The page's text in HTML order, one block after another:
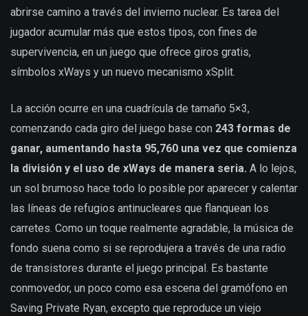
abrirse camino a través del invierno nuclear. Es tarea del
jugador acumular más que estos tipos, con fines de
supervivencia, en un juego que ofrece giros gratis,
símbolos xWays y un nuevo mecanismo xSplit.
La acción ocurre en una cuadrícula de tamaño 5×3,
comenzando cada giro del juego base con 243 formas de
ganar, aumentando hasta 95,760 una vez que comienza
la división y el uso de xWays de manera seria. A lo lejos,
un sol brumoso hace todo lo posible por aparecer y calentar
las líneas de refugios antinucleares que flanquean los
carretes. Como un toque realmente agradable, la música de
fondo suena como si se reprodujera a través de una radio
de transistores durante el juego principal. Es bastante
conmovedor, un poco como esa escena del gramófono en
Saving Private Ryan, excepto que reproduce un viejo